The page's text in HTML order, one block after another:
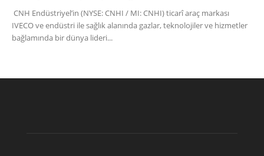
CNH Endüstriyel’in (NYSE: CNHI / MI: CNHI) ticarî araç markası
IVECO ve endüstri ile sağlık alanında gazlar, teknolojiler ve hizmetler
bağlamında bir dünya lideri...